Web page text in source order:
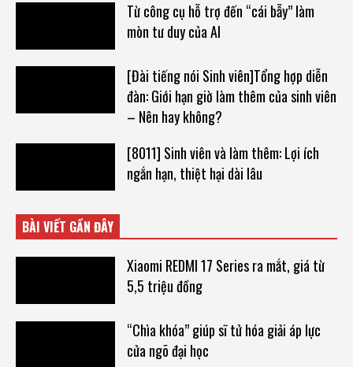
Từ công cụ hỗ trợ đến “cái bẫy” làm
mòn tư duy của AI
[Đài tiếng nói Sinh viên]Tổng hợp diễn
đàn: Giới hạn giờ làm thêm của sinh viên
– Nên hay không?
[8011] Sinh viên và làm thêm: Lợi ích
ngắn hạn, thiệt hại dài lâu
BÀI VIẾT GẦN ĐÂY
Xiaomi REDMI 17 Series ra mắt, giá từ
5,5 triệu đồng
“Chìa khóa” giúp sĩ tử hóa giải áp lực
cửa ngõ đại học